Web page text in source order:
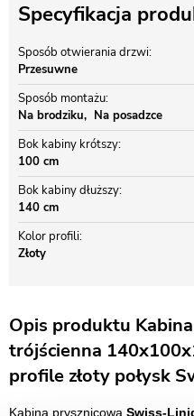
Specyfikacja
Sposób otwierania drzwi
Przesuwne
Sposób montażu
Na brodziku
Na posadzce
Bok kabiny krótszy
100 cm
Bok kabiny dłuższy
140 cm
Kolor profili
Złoty
Opis produktu
trójścienna
profile złoty połysk
Kabina prysznicowa Swiss-